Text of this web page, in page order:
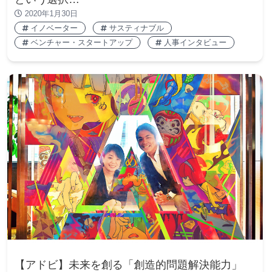
2020年1月30日
イノベーター
サスティナブル
ベンチャー・スタートアップ
人事インタビュー
【アドビ】未来を創る「創造的問題解決能力」